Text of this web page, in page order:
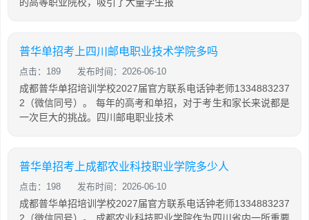
普华单招考上四川邮电职业技术学院多吗
点击：189 发布时间：2026-06-10
成都普华单招培训学校2027届官方联系电话钟老师1334883237
2（微信同号）。 每年的高考和单招，对于考生和家长来说都是
一次巨大的挑战。四川邮电职业技术
普华单招考上成都农业科技职业学院多少人
点击：198 发布时间：2026-06-10
成都普华单招培训学校2027届官方联系电话钟老师1334883237
2（微信同号）。 成都农业科技职业学院作为四川省内一所重要